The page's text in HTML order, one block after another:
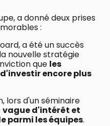
a donné deux prises
:
a été un succès
nouvelle stratégie
que les
encore plus
lors d'un séminaire
vague d'intérêt et
parmi les équipes.